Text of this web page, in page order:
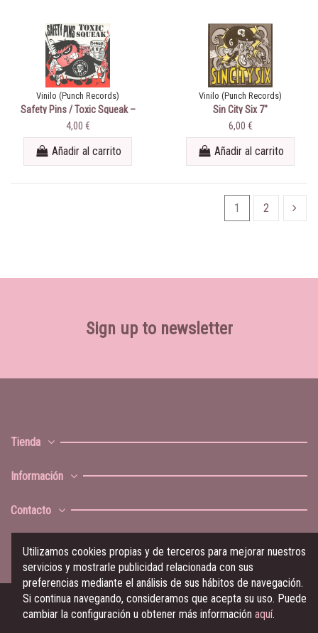
Vinilo (Punch Records)
Safety Pins / Toxic Squeak ‎–
Safety Pins / Toxic Squeak
4,00 €
Añadir al carrito
Vinilo (Punch Records)
Sin City Six 7"
6,00 €
Añadir al carrito
1 2
Sign up to newsletter
Tienda
Información
Contacto
Utilizamos cookies propias y de terceros para mejorar nuestros
servicios y mostrarle publicidad relacionada con sus
preferencias mediante el análisis de sus hábitos de navegación.
Si continua navegando, consideramos que acepta su uso. Puede
cambiar la configuración u obtener más información aquí.